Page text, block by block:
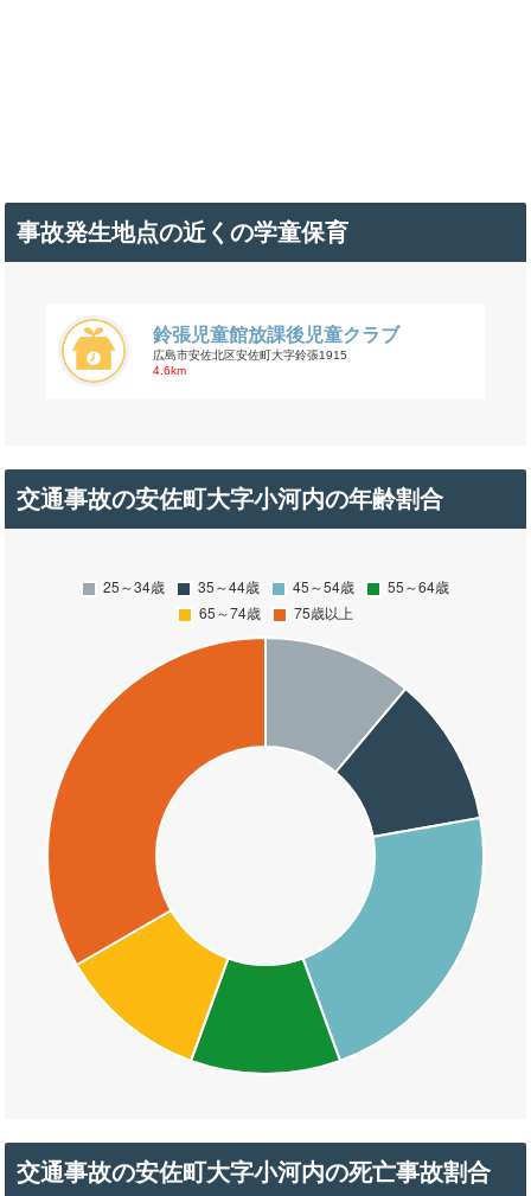
事故発生地点の近くの学童保育
鈴張児童館放課後児童クラブ
広島市安佐北区安佐町大字鈴張1915
4.6km
交通事故の安佐町大字小河内の年齢割合
交通事故の安佐町大字小河内の死亡事故割合